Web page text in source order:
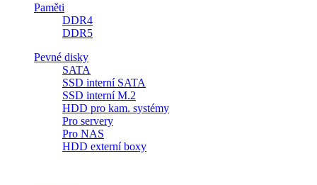
Paměti
DDR4
DDR5
Pevné disky
SATA
SSD interní SATA
SSD interní M.2
HDD pro kam. systémy
Pro servery
Pro NAS
HDD externí boxy